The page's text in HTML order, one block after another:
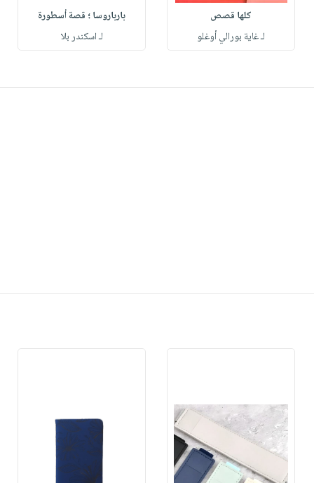
كلها قصص
لـ غاية بورالي أوغلو
بارباروسا ؛ قصة أسطورة
لـ اسكندر بلا